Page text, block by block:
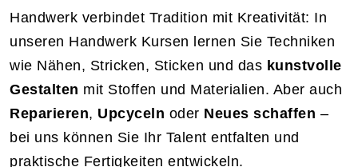
Handwerk verbindet Tradition mit Kreativität: In
unseren Handwerk Kursen lernen Sie Techniken
wie Nähen, Stricken, Sticken und das kunstvolle
Gestalten mit Stoffen und Materialien. Aber auch
Reparieren, Upcyceln oder Neues schaffen –
bei uns können Sie Ihr Talent entfalten und
praktische Fertigkeiten entwickeln.